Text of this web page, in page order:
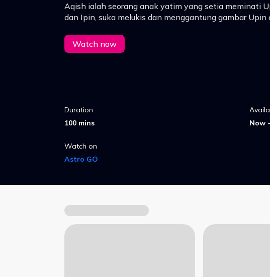
Aqish ialah seorang anak yatim yang setia meminati
dan Ipin, suka melukis dan menggantung gambar Upin
watak-watak Upin dan Ipin.
Watch now
Duration
100 mins
Now
Watch on
Astro GO